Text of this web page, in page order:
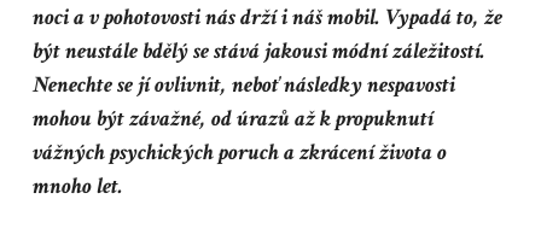
noci a v pohotovosti nás drží i náš mobil. Vypadá to, že
být neustále bdělý se stává jakousi módní záležitostí.
Nenechte se jí ovlivnit, neboť následky nespavosti
mohou být závažné, od úrazů až k propuknutí
vážných psychických poruch a zkrácení života o
mnoho let.